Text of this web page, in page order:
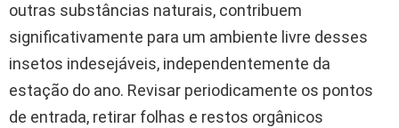
outras substâncias naturais, contribuem
significativamente para um ambiente livre desses
insetos indesejáveis, independentemente da
estação do ano. Revisar periodicamente os pontos
de entrada, retirar folhas e restos orgânicos